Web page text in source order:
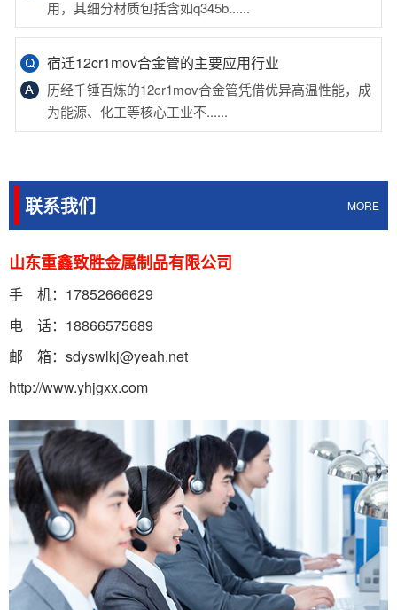
宿迁12cr1mov合金管的主要应用行业
历经千锤百炼的12cr1mov合金管凭借优异高温性能，成
为能源、化工等核心工业不......
宿迁合金钢管的应用行业及成分分析
的结晶，通过引入关键元素重塑钢......
15crmo合金钢管是具有良好高温强度、抗氧化性和耐腐
蚀性的高温合金钢管，广泛应......
12cr1mov合金管因具备优异高温性能和耐腐蚀性，广泛
应用于发电、石油化工、机......
宿迁35crmo合金钢管的主要应用行业
35crmo合金钢管广泛应用于石油天然气、化工、电力、
机械制造、汽车、航空航天等......
宿迁16mn合金钢管生产工艺
16mn合金钢管生产工艺因用途、规格、材质等因素而
异，一般包括原材料准备、管坯制......
联系我们 MORE
山东重鑫致胜金属制品有限公司
手 机：17852666629
电 话：18866575689
邮 箱：sdyswlkj@yeah.net
http://www.yhjgxx.com